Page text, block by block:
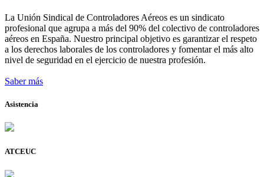
La Unión Sindical de Controladores Aéreos es un sindicato
profesional que agrupa a más del 90% del colectivo de controladores
aéreos en España. Nuestro principal objetivo es garantizar el respeto
a los derechos laborales de los controladores y fomentar el más alto
nivel de seguridad en el ejercicio de nuestra profesión.
Saber más
Asistencia
ATCEUC